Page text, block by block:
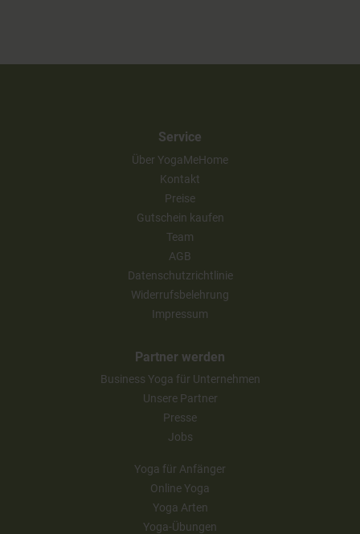
Service
Über YogaMeHome
Kontakt
Preise
Gutschein kaufen
Team
AGB
Datenschutzrichtlinie
Widerrufsbelehrung
Impressum
Partner werden
Business Yoga für Unternehmen
Unsere Partner
Presse
Jobs
Yoga für Anfänger
Online Yoga
Yoga Arten
Yoga-Übungen